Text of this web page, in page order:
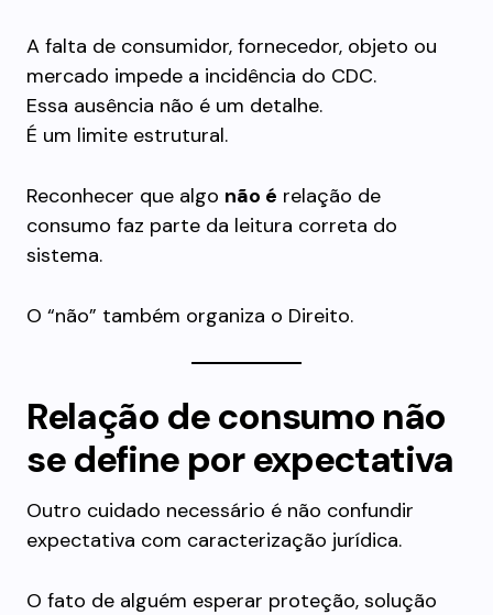
A falta de consumidor, fornecedor, objeto ou
mercado impede a incidência do CDC.
Essa ausência não é um detalhe.
É um limite estrutural.
Reconhecer que algo não é relação de
consumo faz parte da leitura correta do
sistema.
O “não” também organiza o Direito.
Relação de consumo não
se define por expectativa
Outro cuidado necessário é não confundir
expectativa com caracterização jurídica.
O fato de alguém esperar proteção, solução